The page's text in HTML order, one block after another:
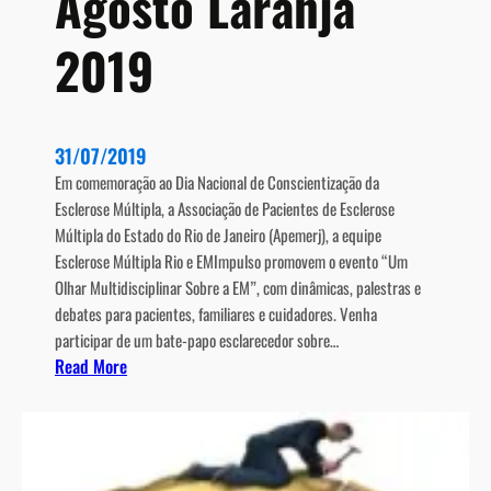
o
b
r
e
s
s
o
n
â
n
c
i
2019
31/07/2019
Em comemoração ao Dia Nacional de Conscientização da
Esclerose Múltipla, a Associação de Pacientes de Esclerose
Múltipla do Estado do Rio de Janeiro (Apemerj), a equipe
Esclerose Múltipla Rio e EMImpulso promovem o evento “Um
Olhar Multidisciplinar Sobre a EM”, com dinâmicas, palestras e
debates para pacientes, familiares e cuidadores. Venha
participar de um bate-papo esclarecedor sobre…
Read More: